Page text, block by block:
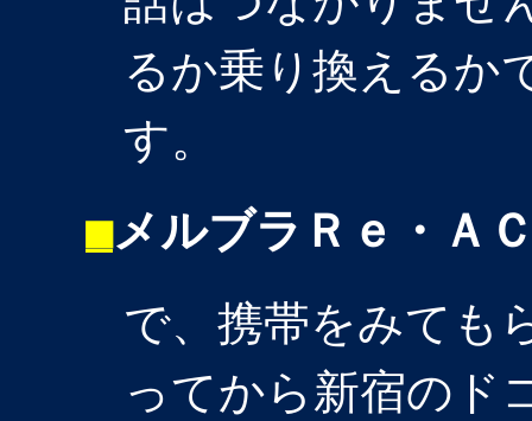
るか乗り換えるか
す。
■メルブラＲｅ・Ａ
で、携帯をみても
ってから新宿のド